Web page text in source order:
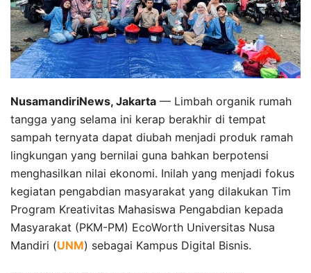
NusamandiriNews, Jakarta — Limbah organik rumah
tangga yang selama ini kerap berakhir di tempat
sampah ternyata dapat diubah menjadi produk ramah
lingkungan yang bernilai guna bahkan berpotensi
menghasilkan nilai ekonomi. Inilah yang menjadi fokus
kegiatan pengabdian masyarakat yang dilakukan Tim
Program Kreativitas Mahasiswa Pengabdian kepada
Masyarakat (PKM-PM) EcoWorth Universitas Nusa
Mandiri (UNM) sebagai Kampus Digital Bisnis.